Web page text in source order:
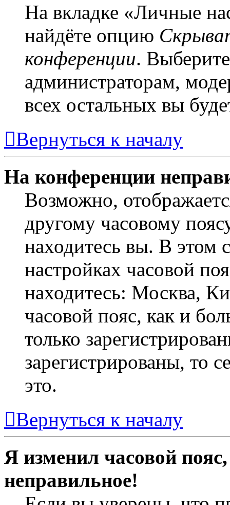
На вкладке «Личные
найдёте опцию
конференции.
администраторам,
всех остальных вы
Вернуться к началу
На конференции
Возможно,
другому часовому
находитесь вы. В этом
настройках часовой
находитесь: Москва,
часовой пояс, как и
только
зарегистрированы, то
это.
Вернуться к началу
Я изменил часовой
неправильное!